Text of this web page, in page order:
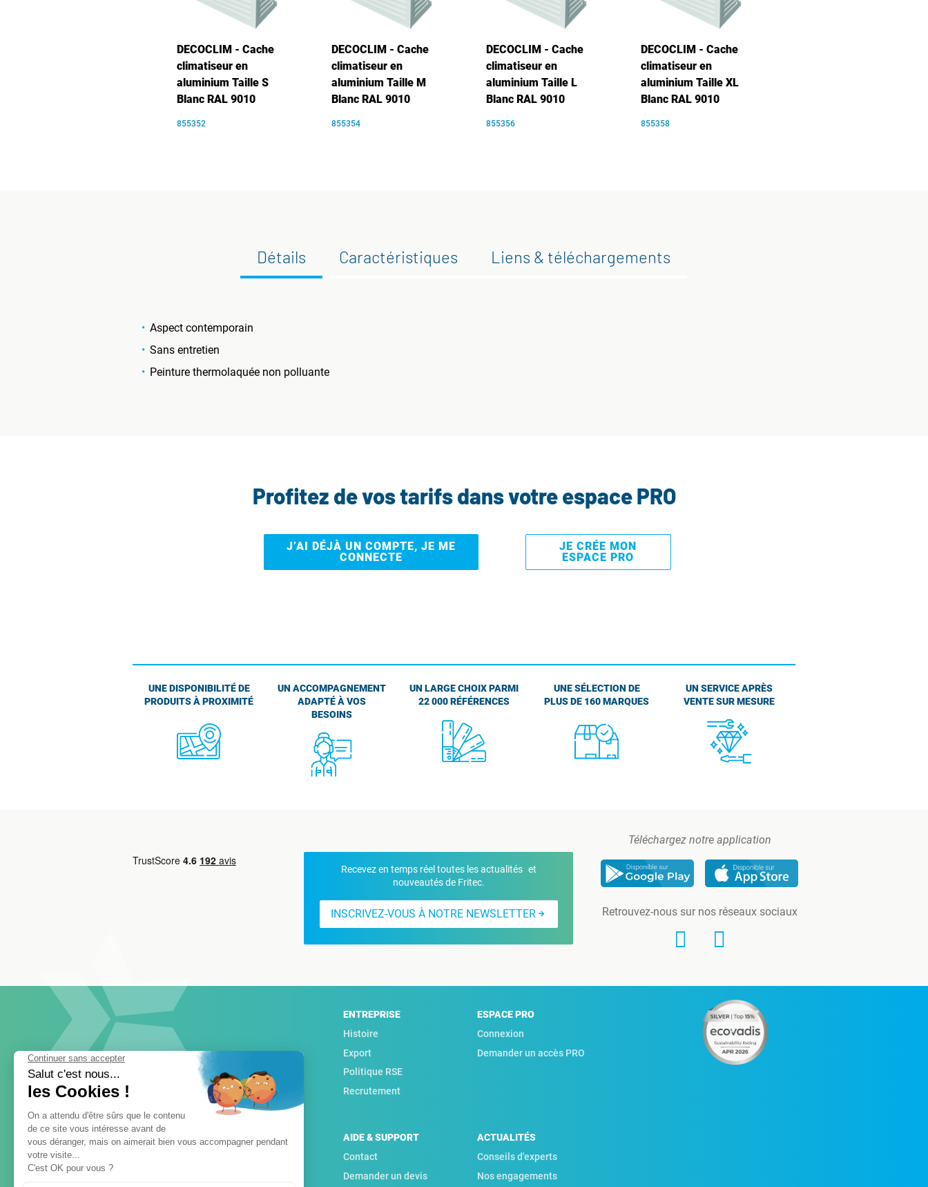
DECOCLIM - Cache
climatiseur en
aluminium Taille S
Blanc RAL 9010
855352
DECOCLIM - Cache
climatiseur en
aluminium Taille M
Blanc RAL 9010
855354
DECOCLIM - Cache
climatiseur en
aluminium Taille L
Blanc RAL 9010
855356
DECOCLIM - Cache
climatiseur en
aluminium Taille XL
Blanc RAL 9010
855358
Détails Caractéristiques Liens & téléchargements
Aspect contemporain
Sans entretien
Peinture thermolaquée non polluante
Profitez de vos tarifs dans votre espace PRO
J’AI DÉJÀ UN COMPTE, JE ME
CONNECTE
JE CRÉE MON
ESPACE PRO
UNE DISPONIBILITÉ DE
PRODUITS À PROXIMITÉ
UN ACCOMPAGNEMENT
ADAPTÉ À VOS
BESOINS
UN LARGE CHOIX PARMI
22 000 RÉFÉRENCES
UNE SÉLECTION DE
PLUS DE 160 MARQUES
UN SERVICE APRÈS
VENTE SUR MESURE
Recevez en temps réel toutes les actualités et
nouveautés de Fritec.
INSCRIVEZ-VOUS À NOTRE NEWSLETTER
Téléchargez notre application
Retrouvez-nous sur nos réseaux sociaux
ENTREPRISE
Histoire
Export
Politique RSE
Recrutement
ESPACE PRO
Connexion
Demander un accès PRO
AIDE & SUPPORT
Contact
Demander un devis
ACTUALITÉS
Conseils d'experts
Nos engagements